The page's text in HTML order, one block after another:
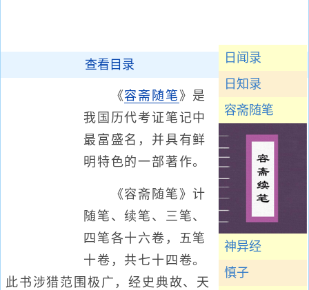
日闻录
日知录
容斋随笔
神异经
慎子
查看目录
《容斋随笔 》是
我国历代考证笔记中
最富盛名，并具有鲜
明特色的一部著作。
《容斋随笔》计
随笔、续笔、三笔、
四笔各十六卷，五笔
十卷，共七十四卷。
此书涉猎范围极广，经史典故、天